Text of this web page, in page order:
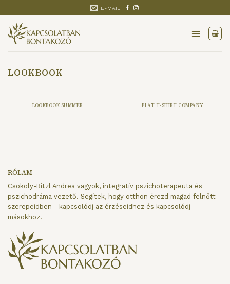
to
content
E-MAIL
LOOKBOOK
LOOKBOOK SUMMER FLAT T-SHIRT COMPANY
RÓLAM
Csököly-Ritzl Andrea vagyok, integratív pszichoterapeuta és
pszichodráma vezető. Segítek, hogy otthon érezd magad felnőtt
szerepeidben - kapcsolódj az érzéseidhez és kapcsolódj
másokhoz!